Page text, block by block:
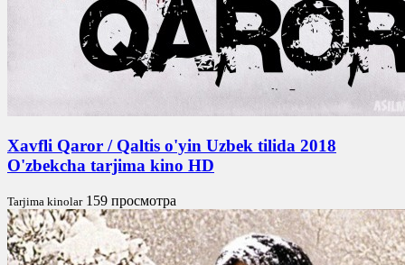
Xavfli Qaror / Qaltis o'yin Uzbek tilida 2018
O'zbekcha tarjima kino HD
Tarjima kinolar 159 просмотра